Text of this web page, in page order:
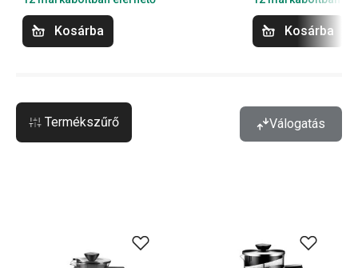
Kosárba Kosárba
Termékszűrő Válogatás